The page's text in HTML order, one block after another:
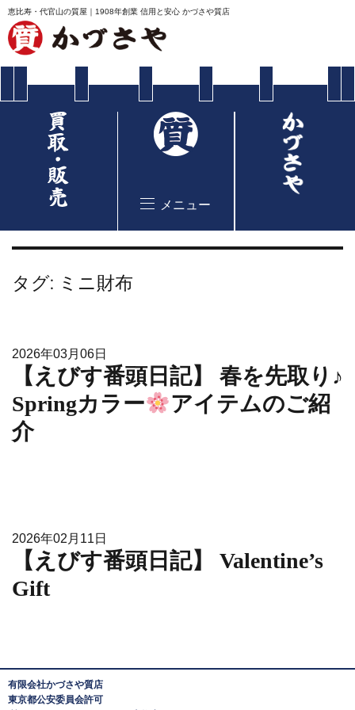
恵比寿・代官山の質屋｜1908年創業 信用と安心 かづさや質店
メニュー
タグ: ミニ財布
2026年03月06日
【えびす番頭日記】 春を先取り♪
Springカラー
アイテムのご紹
介
2026年02月11日
【えびす番頭日記】 Valentine’s
Gift
有限会社かづさや質店
東京都公安委員会許可